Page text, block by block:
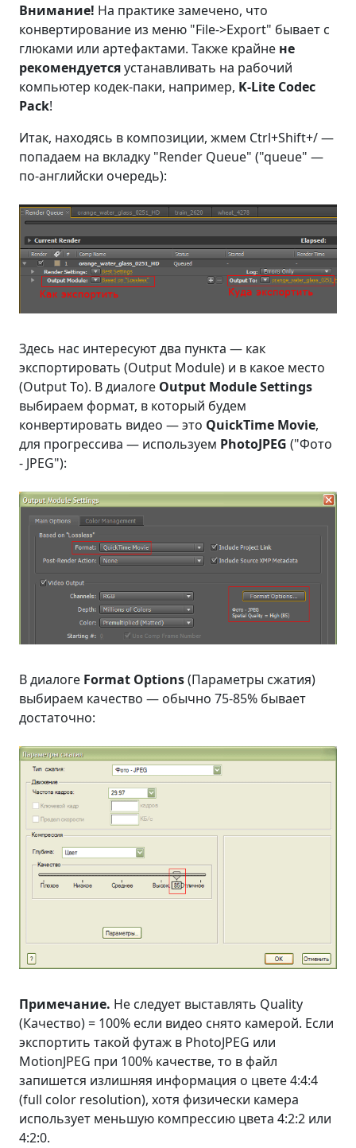
Внимание! На практике замечено, что
конвертирование из меню "File->Export" бывает с
глюками или артефактами. Также крайне не
рекомендуетсяустанавливать на рабочий
компьютер кодек-паки, например, K-Lite Codec
Pack!
Итак, находясь в композиции, жмем Ctrl+Shift+/—
попадаем на вкладку "Render Queue" ("queue" —
по-английски очередь):
Здесь нас интересуют два пункта — как
экспортировать (Output Module) и в какое место
(Output To). В диалоге Output Module Settings
выбираем формат, в который будем
конвертировать видео — это QuickTime Movie,
для прогрессива — используем PhotoJPEG ("Фото
- JPEG"):
В диалоге Format Options(Параметры сжатия)
выбираем качество — обычно 75-85% бывает
достаточно:
Примечание. Не следует выставлять Quality
(Качество) = 100% если видео снято камерой. Если
экспортить такой футаж в PhotoJPEG или
MotionJPEG при 100% качестве, то в файл
запишется излишняя информация о цвете 4:4:4
(full color resolution), хотя физически камера
использует меньшую компрессию цвета 4:2:2 или
4:2:0.